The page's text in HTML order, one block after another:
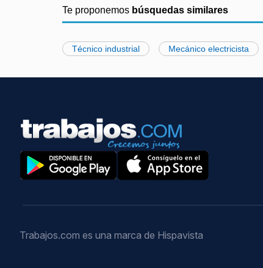
Te proponemos búsquedas similares
Técnico industrial Mecánico electricista
Trabajos.com es una marca de Hispavista